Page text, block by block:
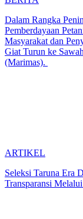
Dalam Rangka
Pemberdayaan
Masyarakat dan
Giat Turun ke
(Marimas).
ARTIKEL
Seleksi Taruna Era
Transparansi